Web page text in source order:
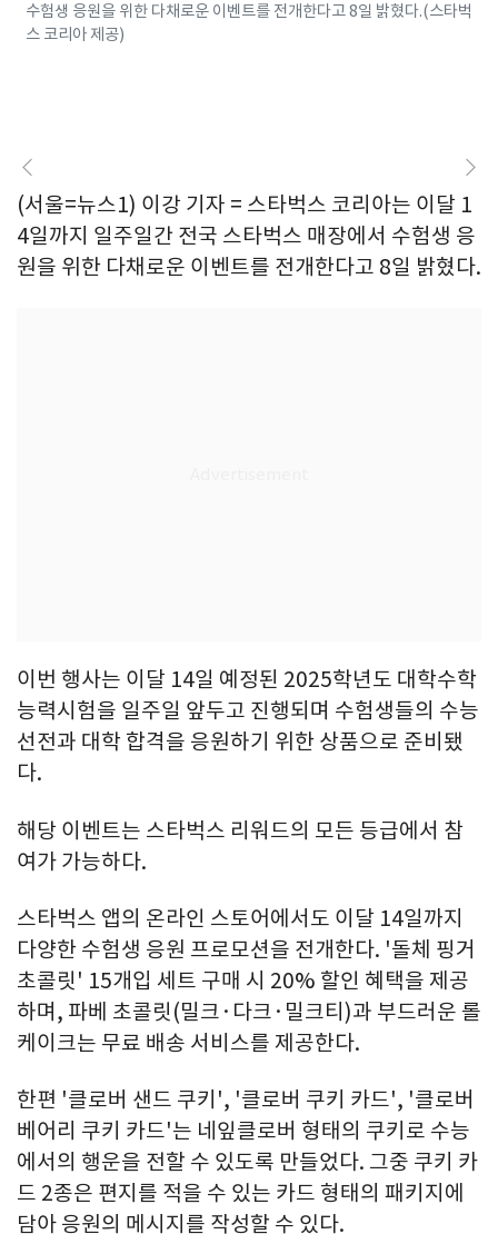
수험생 응원을 위한 다채로운 이벤트를 전개한다고 8일 밝혔다.(스타벅
스 코리아 제공)
(서울=뉴스1) 이강 기자 = 스타벅스 코리아는 이달 1
4일까지 일주일간 전국 스타벅스 매장에서 수험생 응
원을 위한 다채로운 이벤트를 전개한다고 8일 밝혔다.
이번 행사는 이달 14일 예정된 2025학년도 대학수학
능력시험을 일주일 앞두고 진행되며 수험생들의 수능
선전과 대학 합격을 응원하기 위한 상품으로 준비됐
다.
해당 이벤트는 스타벅스 리워드의 모든 등급에서 참
여가 가능하다.
스타벅스 앱의 온라인 스토어에서도 이달 14일까지
다양한 수험생 응원 프로모션을 전개한다. '돌체 핑거
초콜릿' 15개입 세트 구매 시 20% 할인 혜택을 제공
하며, 파베 초콜릿(밀크·다크·밀크티)과 부드러운 롤
케이크는 무료 배송 서비스를 제공한다.
한편 '클로버 샌드 쿠키', '클로버 쿠키 카드', '클로버
베어리 쿠키 카드'는 네잎클로버 형태의 쿠키로 수능
에서의 행운을 전할 수 있도록 만들었다. 그중 쿠키 카
드 2종은 편지를 적을 수 있는 카드 형태의 패키지에
담아 응원의 메시지를 작성할 수 있다.